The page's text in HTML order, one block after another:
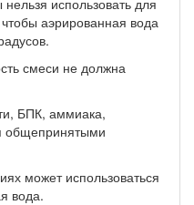
аэрированная вода
смеси не должна
БПК, аммиака,
общепринятыми
может использоваться
вода.